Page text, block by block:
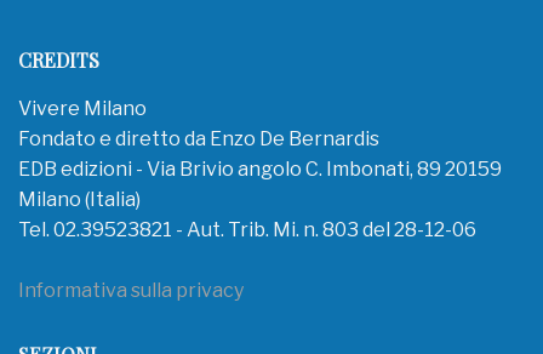
CREDITS
Vivere Milano
Fondato e diretto da Enzo De Bernardis
EDB edizioni - Via Brivio angolo C. Imbonati, 89 20159
Milano (Italia)
Tel. 02.39523821 - Aut. Trib. Mi. n. 803 del 28-12-06
Informativa sulla privacy